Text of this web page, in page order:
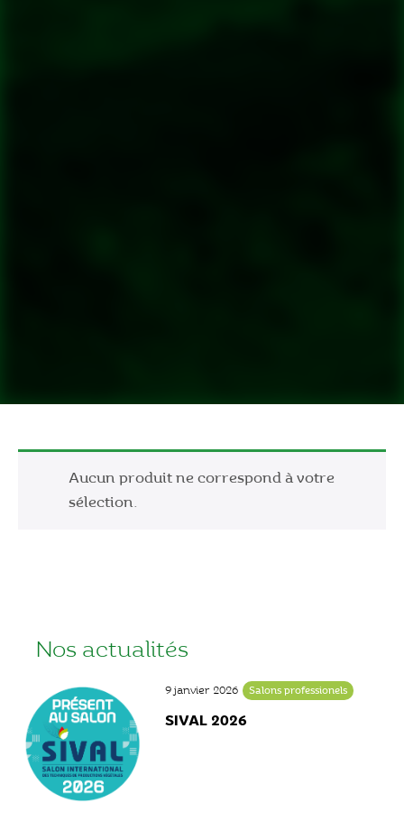
Aucun produit ne correspond à votre
sélection.
Nos actualités
9 janvier 2026 Salons professionels
SIVAL 2026